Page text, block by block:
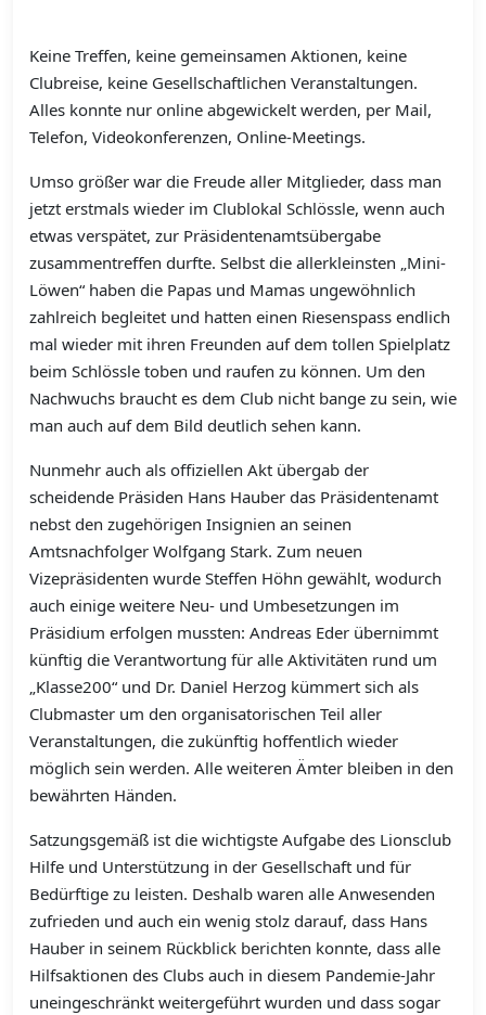
Keine Treffen, keine gemeinsamen Aktionen, keine
Clubreise, keine Gesellschaftlichen Veranstaltungen.
Alles konnte nur online abgewickelt werden, per Mail,
Telefon, Videokonferenzen, Online-Meetings.
Umso größer war die Freude aller Mitglieder, dass man
jetzt erstmals wieder im Clublokal Schlössle, wenn auch
etwas verspätet, zur Präsidentenamtsübergabe
zusammentreffen durfte. Selbst die allerkleinsten „Mini-
Löwen“ haben die Papas und Mamas ungewöhnlich
zahlreich begleitet und hatten einen Riesenspass endlich
mal wieder mit ihren Freunden auf dem tollen Spielplatz
beim Schlössle toben und raufen zu können. Um den
Nachwuchs braucht es dem Club nicht bange zu sein, wie
man auch auf dem Bild deutlich sehen kann.
Nunmehr auch als offiziellen Akt übergab der
scheidende Präsiden Hans Hauber das Präsidentenamt
nebst den zugehörigen Insignien an seinen
Amtsnachfolger Wolfgang Stark. Zum neuen
Vizepräsidenten wurde Steffen Höhn gewählt, wodurch
auch einige weitere Neu- und Umbesetzungen im
Präsidium erfolgen mussten: Andreas Eder übernimmt
künftig die Verantwortung für alle Aktivitäten rund um
„Klasse200“ und Dr. Daniel Herzog kümmert sich als
Clubmaster um den organisatorischen Teil aller
Veranstaltungen, die zukünftig hoffentlich wieder
möglich sein werden. Alle weiteren Ämter bleiben in den
bewährten Händen.
Satzungsgemäß ist die wichtigste Aufgabe des Lionsclub
Hilfe und Unterstützung in der Gesellschaft und für
Bedürftige zu leisten. Deshalb waren alle Anwesenden
zufrieden und auch ein wenig stolz darauf, dass Hans
Hauber in seinem Rückblick berichten konnte, dass alle
Hilfsaktionen des Clubs auch in diesem Pandemie-Jahr
uneingeschränkt weitergeführt wurden und dass sogar